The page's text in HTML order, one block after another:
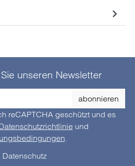
unseren Newsletter
abonnieren
reCAPTCHA geschützt und es
und
.
Datenschutz